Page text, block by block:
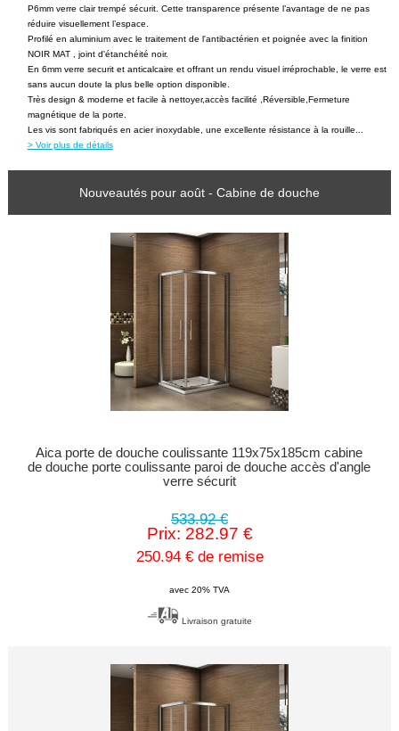
P6mm verre clair trempé sécurit. Cette transparence présente l’avantage de ne pas
réduire visuellement l’espace.
Profilé en aluminium avec le traitement de l'antibactérien et poignée avec la finition
NOIR MAT , joint d'étanchéité noir.
En 6mm verre securit et anticalcaire et offrant un rendu visuel irréprochable, le verre est
sans aucun doute la plus belle option disponible.
Très design & moderne et facile à nettoyer,accès facilité ,Réversible,Fermeture
magnétique de la porte.
Les vis sont fabriqués en acier inoxydable, une excellente résistance à la rouille...
> Voir plus de détails
Nouveautés pour août - Cabine de douche
Aica porte de douche coulissante 119x75x185cm cabine
de douche porte coulissante paroi de douche accès d'angle
verre sécurit
533.92 €
Prix: 282.97 €
250.94 € de remise
avec 20% TVA
Livraison gratuite